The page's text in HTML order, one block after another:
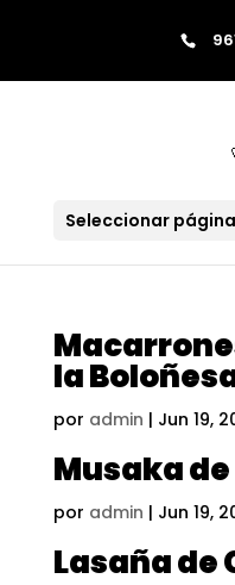
Saltar al contenido
Seleccionar página
la
por admin | Jun 19,
Musaka
por admin | Jun 19,
Lasaña de